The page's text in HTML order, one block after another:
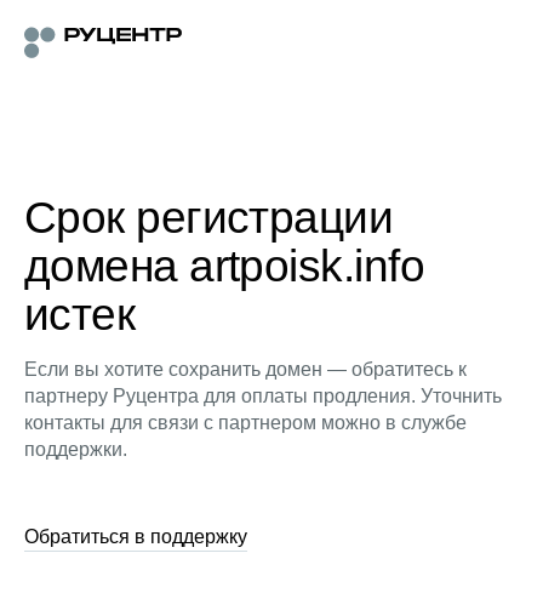
Срок регистрации
домена artpoisk.info
истек
Если вы хотите сохранить домен — обратитесь к
партнеру Руцентра для оплаты продления. Уточнить
контакты для связи с партнером можно в службе
поддержки.
Обратиться в поддержку